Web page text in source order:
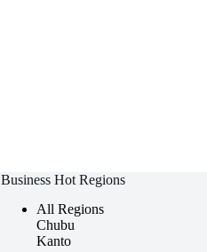
Business Hot Regions
All Regions
Chubu
Kanto